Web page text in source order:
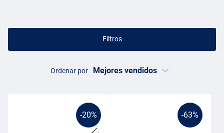
Filtros
Ordenar por
-20% -63%